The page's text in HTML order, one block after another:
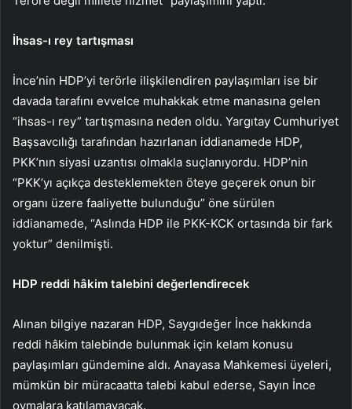
İhsas-ı rey tartışması
İnce’nin HDP’yi terörle ilişkilendiren paylaşımları ise bir
davada tarafını evvelce muhakkak etme manasına gelen
“ihsas-ı rey” tartışmasına neden oldu. Yargıtay Cumhuriyet
Başsavcılığı tarafından hazırlanan iddianamede HDP,
PKK’nın siyasi uzantısı olmakla suçlanıyordu. HDP’nin
“PKK’yı açıkça desteklemekten öteye geçerek onun bir
organı üzere faaliyette bulunduğu” öne sürülen
iddianamede, “Aslında HDP ile PKK-KCK ortasında bir fark
yoktur” denilmişti.
HDP reddi hâkim talebini değerlendirecek
Alınan bilgiye nazaran HDP, Saygıdeğer İnce hakkında
reddi hâkim talebinde bulunmak için kelam konusu
paylaşımları gündemine aldı. Anayasa Mahkemesi üyeleri,
mümkün bir müracaatta talebi kabul ederse, Sayın İnce
oymalara katılamayacak.